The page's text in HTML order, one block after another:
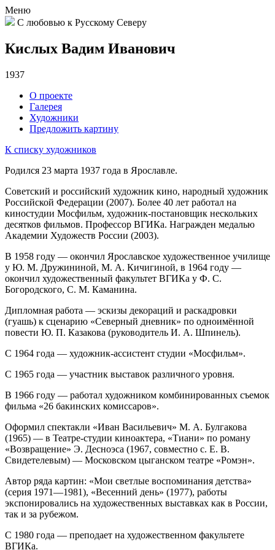
Меню
С любовью к Русскому Северу
Кислых Вадим Иванович
1937
О проекте
Галерея
Художники
Предложить картину
К списку художников
Родился 23 марта 1937 года в Ярославле.
Советский и российский художник кино, народный художник
Российской Федерации (2007). Более 40 лет работал на
киностудии Мосфильм, художник-постановщик нескольких
десятков фильмов. Профессор ВГИКа. Награжден медалью
Академии Художеств России (2003).
В 1958 году — окончил Ярославское художественное училище
у Ю. М. Дружининой, М. А. Кичигиной, в 1964 году —
окончил художественный факультет ВГИКа у Ф. С.
Богородского, С. М. Каманина.
Дипломная работа — эскизы декораций и раскадровки
(гуашь) к сценарию «Северный дневник» по одноимённой
повести Ю. П. Казакова (руководитель И. А. Шпинель).
С 1964 года — художник-ассистент студии «Мосфильм».
С 1965 года — участник выставок различного уровня.
В 1966 году — работал художником комбинированных съемок
фильма «26 бакинских комиссаров».
Оформил спектакли «Иван Васильевич» М. А. Булгакова
(1965) — в Театре-студии киноактера, «Тиани» по роману
«Возвращение» Э. Десноэса (1967, совместно с. Е. В.
Свидетелевым) — Московском цыганском театре «Ромэн».
Автор ряда картин: «Мои светлые воспоминания детства»
(серия 1971—1981), «Весенний день» (1977), работы
экспонировались на художественных выставках как в России,
так и за рубежом.
С 1980 года — преподает на художественном факультете
ВГИКа.